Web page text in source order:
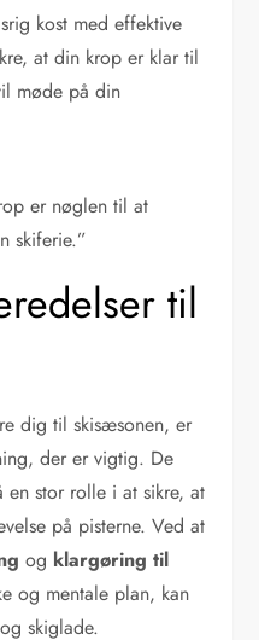
kost med effektive
at din krop er klar til
møde på din
er nøglen til at
skiferie.”
til
dig til skisæsonen, er
der er vigtig. De
en stor rolle i at sikre, at
på pisterne. Ved at
og klargøring til
og mentale plan, kan
skiglade.